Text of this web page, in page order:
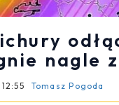
nagle
Tomasz Pogoda